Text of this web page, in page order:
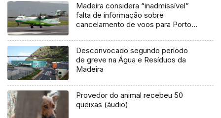
Madeira considera “inadmissível”
falta de informação sobre
cancelamento de voos para Porto
Desconvocado segundo período
de greve na Água e Resíduos da
Madeira
Provedor do animal recebeu 50
queixas (áudio)